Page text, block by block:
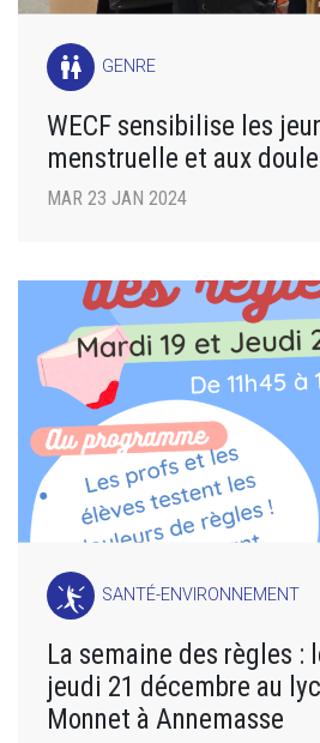
wc GENRE
WECF sensibilise les
menstruelle et aux
MAR 23 JAN 2024
SANTÉ-ENVIRONNEMENT
La semaine des règles :
jeudi 21 décembre au
Monnet à Annemasse